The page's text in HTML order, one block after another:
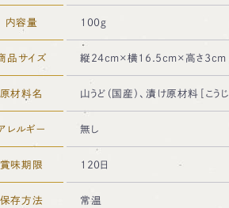
内容量 100ｇ
品サイズ 縦24cm×横16.5cm×高さ3cm
原材料名 山うど（国産）、漬け原材料［こ
レルギー 無し
賞味期限 120日
保存方法 常温